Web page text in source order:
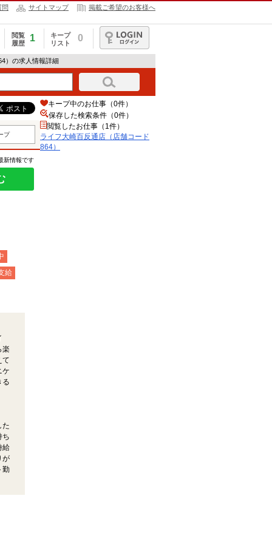
問 サイトマップ 掲載ご希望のお客様へ
閲覧
履歴
1
キープ
リスト
0
ログイン
）の求人情報詳細
プ
新情報です
給
楽
て
ケ
る
た
ち
給
が
勤
キープ中のお仕事（0件）
保存した検索条件（0件）
閲覧したお仕事（1件）
ライフ大崎百反通店（店舗コード
864）